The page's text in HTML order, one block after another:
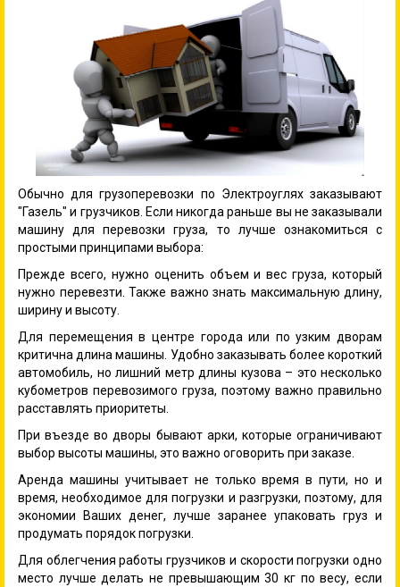
Обычно для грузоперевозки по Электроуглях заказывают
"Газель" и грузчиков. Если никогда раньше вы не заказывали
машину для перевозки груза, то лучше ознакомиться с
простыми принципами выбора:
Прежде всего, нужно оценить объем и вес груза, который
нужно перевезти. Также важно знать максимальную длину,
ширину и высоту.
Для перемещения в центре города или по узким дворам
критична длина машины. Удобно заказывать более короткий
автомобиль, но лишний метр длины кузова – это несколько
кубометров перевозимого груза, поэтому важно правильно
расставлять приоритеты.
При въезде во дворы бывают арки, которые ограничивают
выбор высоты машины, это важно оговорить при заказе.
Аренда машины учитывает не только время в пути, но и
время, необходимое для погрузки и разгрузки, поэтому, для
экономии Ваших денег, лучше заранее упаковать груз и
продумать порядок погрузки.
Для облегчения работы грузчиков и скорости погрузки одно
место лучше делать не превышающим 30 кг по весу, если